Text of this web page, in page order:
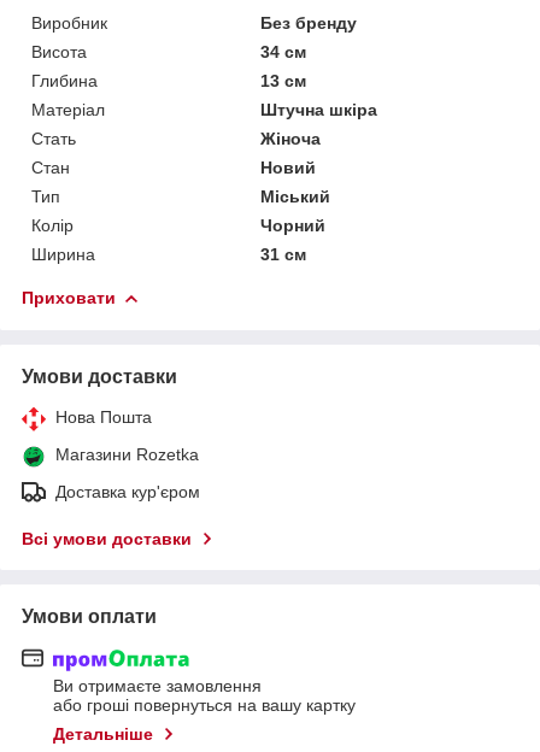
Виробник
Без бренду
Висота
34 см
Глибина
13 см
Матеріал
Штучна шкіра
Стать
Жіноча
Стан
Новий
Тип
Міський
Колір
Чорний
Ширина
31 см
Приховати
Умови доставки
Нова Пошта
Магазини Rozetka
Доставка кур'єром
Всі умови доставки
Умови оплати
Ви отримаєте замовлення
або гроші повернуться на вашу картку
Детальніше